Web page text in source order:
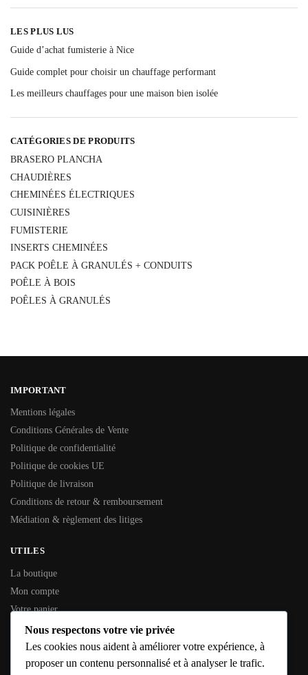
LES PLUS LUS
Guide d’achat fumisterie à Nice
Guide complet pour choisir un chauffage performant
Les meilleurs chauffages pour une maison bien isolée
CATÉGORIES DE PRODUITS
BRASERO PLANCHA
CHAUDIÈRES
CHEMINÉES ÉLECTRIQUES
CUISINIÈRES
FUMISTERIE
INSERTS CHEMINÉES
PACK POÊLE À GRANULÉS + CONDUITS
POÊLE À BOIS
POÊLES À GRANULÉS
IMPORTANT
Mentions légales
Conditions Générales de Vente
Politique de confidentialité
Politique de cookies UE
Politique de livraison
Conditions de retour & remboursement
Médiation & règlement des litiges
UTILES
La boutique
Mon compte
Votre panier
Contactez-nous
INFORMATIONS GÉNÉRALES
Nous respectons votre vie privée
Les cookies nous aident à améliorer votre expérience, à
proposer un contenu personnalisé et à analyser le trafic.